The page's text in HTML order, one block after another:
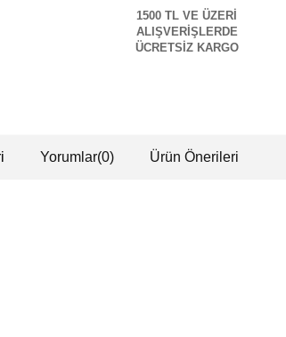
1500 TL VE ÜZERİ
ALIŞVERİŞLERDE
ÜCRETSİZ KARGO
Yorumlar(0) Ürün Önerileri